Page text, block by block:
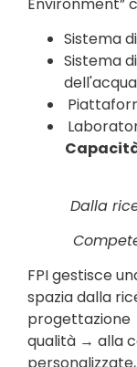
Sistema
Sistema
dell'acqua
Dalla
FPI gestisce
spazia dalla
progettazione
qualità → alla